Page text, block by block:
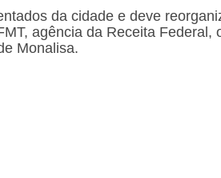
da cidade e deve
agência da Receita Federal,
Monalisa.